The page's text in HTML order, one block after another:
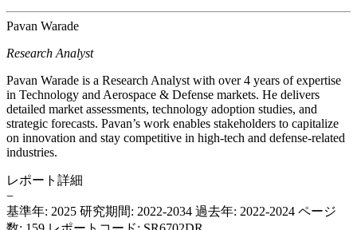
Pavan Warade
Research Analyst
Pavan Warade is a Research Analyst with over 4 years of expertise
in Technology and Aerospace & Defense markets. He delivers
detailed market assessments, technology adoption studies, and
strategic forecasts. Pavan’s work enables stakeholders to capitalize
on innovation and stay competitive in high-tech and defense-related
industries.
レポート詳細
−
基準年: 2025 研究期間: 2022-2034 過去年: 2022-2024 ページ